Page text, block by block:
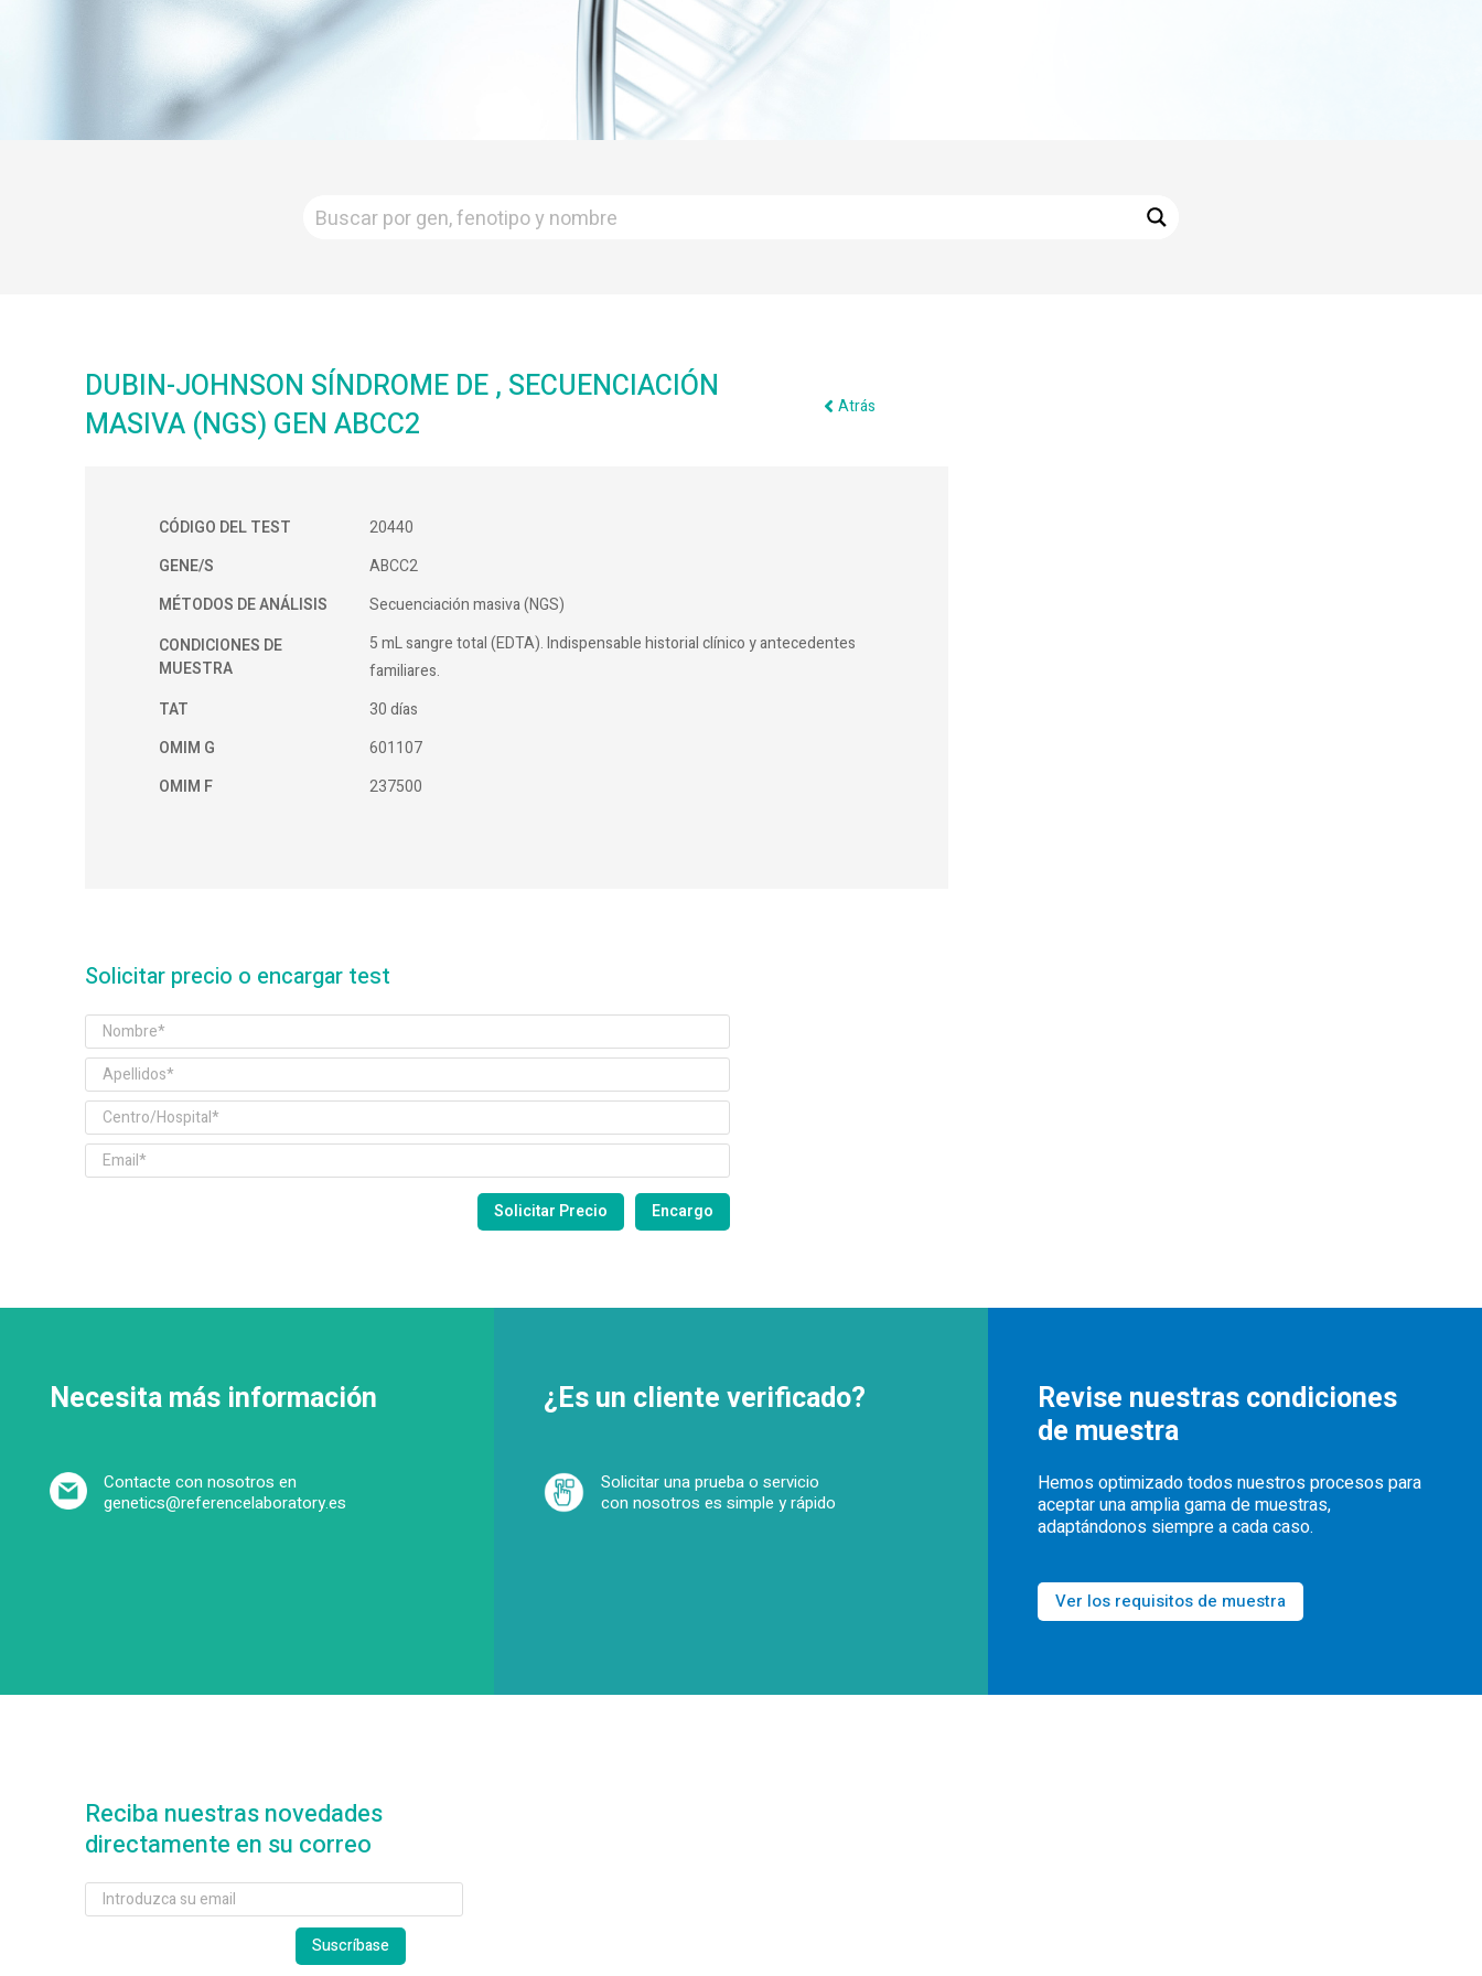
DUBIN-JOHNSON SÍNDROME DE , SECUENCIACIÓN
MASIVA (NGS) GEN ABCC2
Atrás
CÓDIGO DEL TEST
20440
GENE/S
ABCC2
MÉTODOS DE ANÁLISIS
Secuenciación masiva (NGS)
CONDICIONES DE
MUESTRA
5 mL sangre total (EDTA). Indispensable historial clínico y antecedentes
familiares.
TAT
30 días
OMIM G
601107
OMIM F
237500
Solicitar precio o encargar test
Necesita más información ¿Es un cliente verificado?
Revise nuestras condiciones
de muestra
Contacte con nosotros en
genetics@referencelaboratory.es
Solicitar una prueba o servicio
con nosotros es simple y rápido
Hemos optimizado todos nuestros procesos para
aceptar una amplia gama de muestras,
adaptándonos siempre a cada caso.
Ver los requisitos de muestra
Reciba nuestras novedades
directamente en su correo